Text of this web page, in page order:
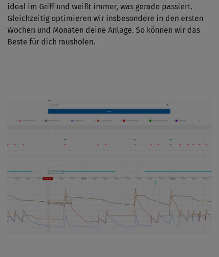
ideal im Griff und weißt immer, was gerade passiert.
Gleichzeitig optimieren wir insbesondere in den ersten
Wochen und Monaten deine Anlage. So können wir das
Beste für dich rausholen.